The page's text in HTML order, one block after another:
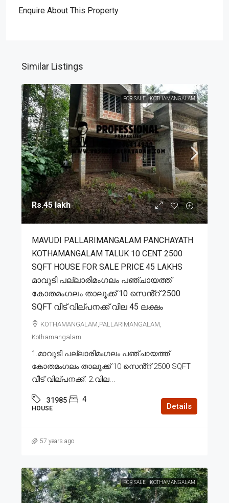
Enquire About This Property
Similar Listings
FOR SALE KOTHAMANGALAM
Rs.45 lakh
MAVUDI PALLARIMANGALAM PANCHAYATH
KOTHAMANGALAM TALUK 10 CENT 2500
SQFT HOUSE FOR SALE PRICE 45 LAKHS
മാവുടി പല്ലാരിമംഗലം പഞ്ചായത്ത്
കോതമംഗലം താലൂക്ക് 10 സെൻ്റ് 2500
SQFT വീട് വില്പനക്ക് വില 45 ലക്ഷം
KOTHAMANGALAM,PALLARIMANGALAM,
Kothamangalam
1.മാവുടി പല്ലാരിമംഗലം പഞ്ചായത്ത്
കോതമംഗലം താലൂക്ക് 10 സെൻ്റ് 2500 SQFT
വീട് വില്പനക്ക്. 2.വില...
31985 4
HOUSE Details
57 years ago
FOR SALE KOTHAMANGALAM